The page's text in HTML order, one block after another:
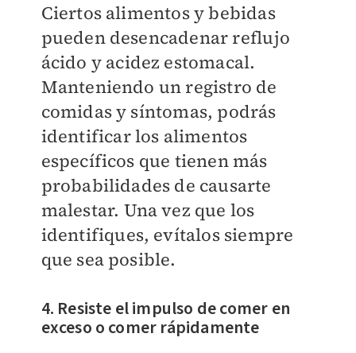
Ciertos alimentos y bebidas
pueden desencadenar reflujo
ácido y acidez estomacal.
Manteniendo un registro de
comidas y síntomas, podrás
identificar los alimentos
específicos que tienen más
probabilidades de causarte
malestar. Una vez que los
identifiques, evítalos siempre
que sea posible.
4. Resiste el impulso de comer en
exceso o comer rápidamente